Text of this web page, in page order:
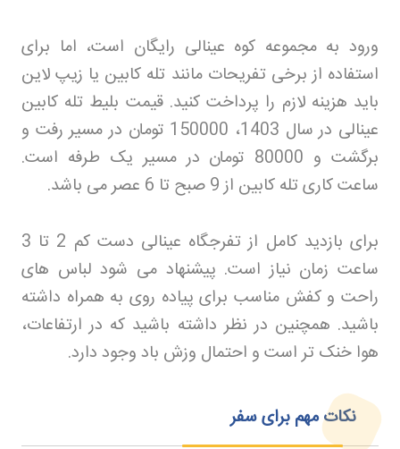
ورود به مجموعه کوه عینالی رایگان است، اما برای
استفاده از برخی تفریحات مانند تله کابین یا زیپ لاین
باید هزینه لازم را پرداخت کنید. قیمت بلیط تله کابین
عینالی در سال 1403، 150000 تومان در مسیر رفت و
برگشت و 80000 تومان در مسیر یک طرفه است.
ساعت کاری تله کابین از 9 صبح تا 6 عصر می باشد
.
برای بازدید کامل از تفرجگاه عینالی دست کم 2 تا 3
ساعت زمان نیاز است. پیشنهاد می شود لباس های
راحت و کفش مناسب برای پیاده روی به همراه داشته
باشید. همچنین در نظر داشته باشید که در ارتفاعات،
هوا خنک تر است و احتمال وزش باد وجود دارد.
نکات مهم برای سفر